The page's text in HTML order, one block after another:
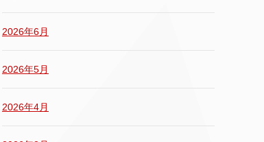
2026年6月
2026年5月
2026年4月